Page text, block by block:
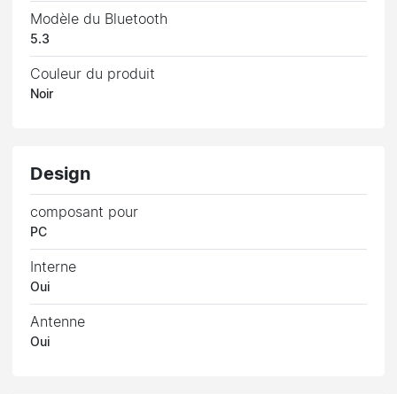
Modèle du Bluetooth
5.3
Couleur du produit
Noir
Design
composant pour
PC
Interne
Oui
Antenne
Oui